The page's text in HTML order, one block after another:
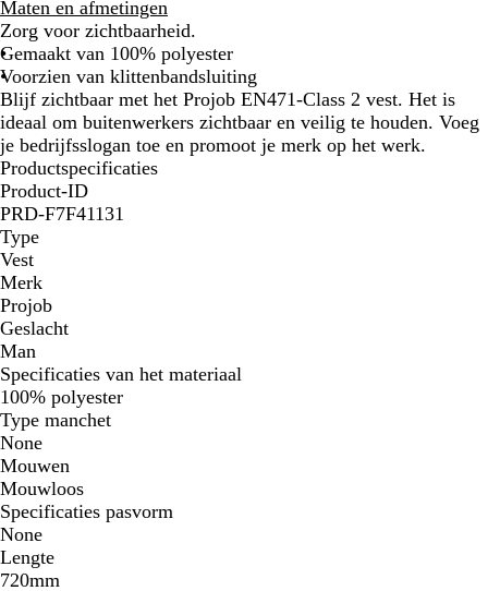
r
a
n
j
e
e
e
l
Maten en afmetingen
Zorg voor zichtbaarheid.
Gemaakt van 100% polyester
Voorzien van klittenbandsluiting
Blijf zichtbaar met het Projob EN471-Class 2 vest. Het is
ideaal om buitenwerkers zichtbaar en veilig te houden. Voeg
je bedrijfsslogan toe en promoot je merk op het werk.
Productspecificaties
Product-ID
PRD-F7F41131
Type
Vest
Merk
Projob
Geslacht
Man
Specificaties van het materiaal
100% polyester
Type manchet
None
Mouwen
Mouwloos
Specificaties pasvorm
None
Lengte
720mm